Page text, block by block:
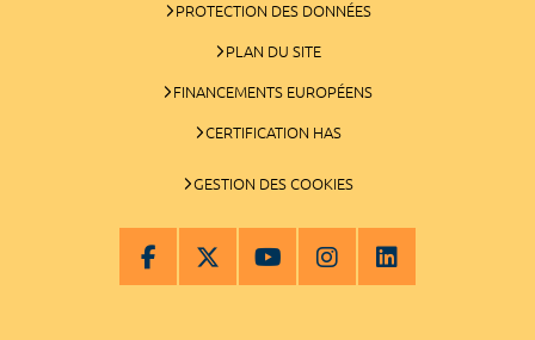
PROTECTION DES DONNÉES
PLAN DU SITE
FINANCEMENTS EUROPÉENS
CERTIFICATION HAS
GESTION DES COOKIES